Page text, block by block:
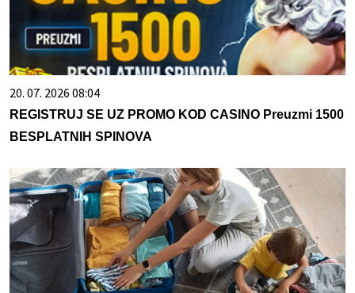
20. 07. 2026 08:04
REGISTRUJ SE UZ PROMO KOD CASINO Preuzmi 1500
BESPLATNIH SPINOVA